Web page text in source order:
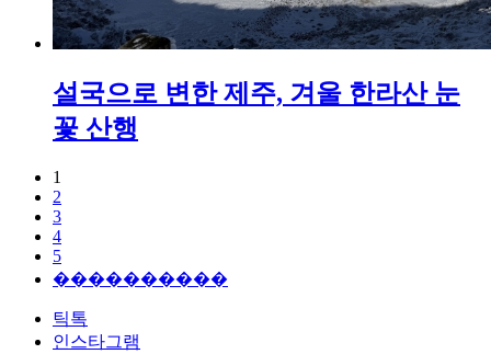
설국으로 변한 제주, 겨울 한라산 눈
꽃 산행
1
2
3
4
5
����������
틱톡
인스타그램